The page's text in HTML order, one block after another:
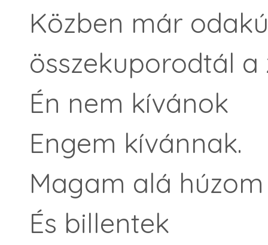
Közben már
összekuporodtál
Én nem kívánok
Engem kívánnak.
Magam alá
És billentek